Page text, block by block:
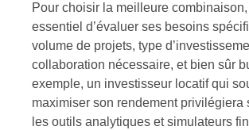
Pour choisir la meilleure
essentiel d’évaluer ses besoins
volume de projets, type
collaboration nécessaire, et bien sûr
exemple, un investisseur locatif qui
maximiser son rendement privilégiera
les outils analytiques et simulateurs